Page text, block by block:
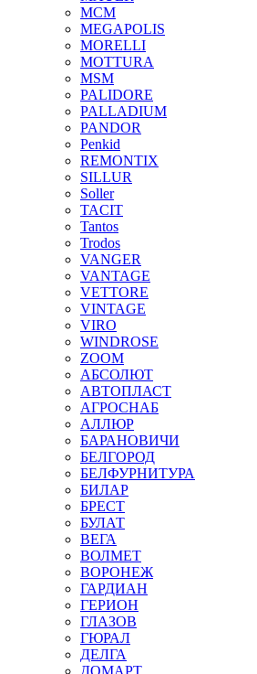
MCM
MEGAPOLIS
MORELLI
MOTTURA
MSM
PALIDORE
PALLADIUM
PANDOR
Penkid
REMONTIX
SILLUR
Soller
TACIT
Tantos
Trodos
VANGER
VANTAGE
VETTORE
VINTAGE
VIRO
WINDROSE
ZOOM
АБСОЛЮТ
АВТОПЛАСТ
АГРОСНАБ
АЛЛЮР
БАРАНОВИЧИ
БЕЛГОРОД
БЕЛФУРНИТУРА
БИЛАР
БРЕСТ
БУЛАТ
ВЕГА
ВОЛМЕТ
ВОРОНЕЖ
ГАРДИАН
ГЕРИОН
ГЛАЗОВ
ГЮРАЛ
ДЕЛГА
ДОМАРТ